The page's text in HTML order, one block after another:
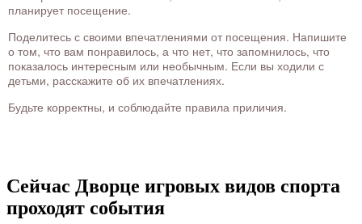
планирует посещение.
Поделитесь с своими впечатлениями от посещения. Напишите
о том, что вам понравилось, а что нет, что запомнилось, что
показалось интересным или необычным. Если вы ходили с
детьми, расскажите об их впечатлениях.
Будьте корректны, и соблюдайте правила приличия.
Сейчас Дворце игровых видов спорта
проходят события